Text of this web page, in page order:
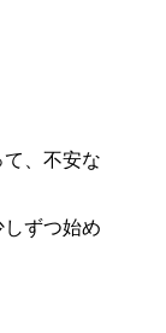
、不安な
ずつ始め